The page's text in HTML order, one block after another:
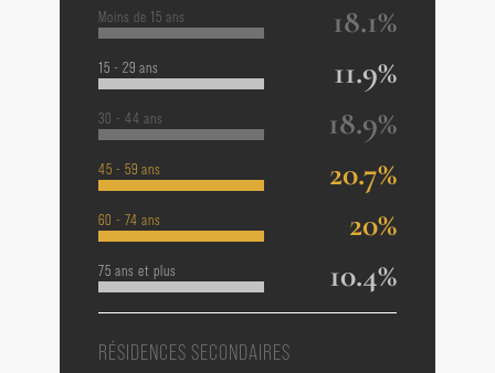
Moins de 15 ans 18.1%
15 - 29 ans 11.9%
30 - 44 ans 18.9%
45 - 59 ans 20.7%
60 - 74 ans 20%
75 ans et plus 10.4%
RÉSIDENCES SECONDAIRES